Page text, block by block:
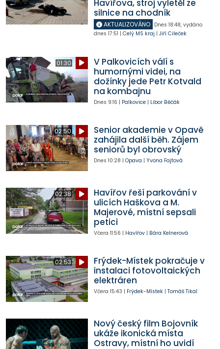
Havířova, stroj vyletěl ze
silnice na chodník
AKTUALIZOVÁNO Dnes 18:48, vydáno
dnes 17:51 | Celý MS kraj | Jiří Cileček
01:30
V Palkovicích válí s
humornými videi, na
dožínky jede Petr Kotvald
na kombajnu
Dnes 9:16 | Palkovice| Libor Běčák
02:50
Senior akademie v Opavě
zahájila další běh. Zájem
seniorů byl obrovský
Dnes 10:28 | Opava | Yvona Fajtová
02:38
Havířov řeší parkování v
ulicích Haškova a M.
Majerové, místní sepsali
petici
Včera 11:56 | Havířov| Bára Kelnerová
02:53
Frýdek-Místek pokračuje v
instalaci fotovoltaických
elektráren
Včera 15:43 | Frýdek-Místek| Tomáš Tikal
Nový český film Bojovník
ukáže ikonická místa
Ostravy, místní ho uvidí